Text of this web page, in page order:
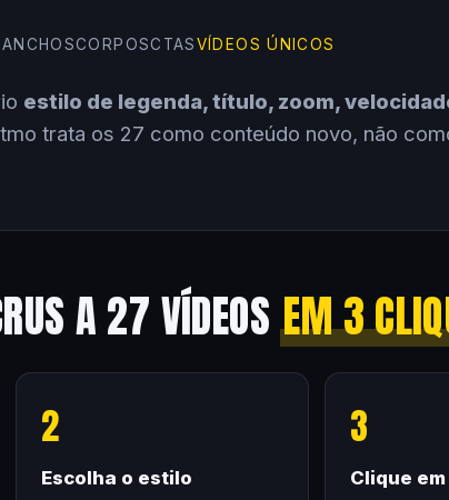
CORPOSCTASVÍDEOS ÚNICOS
estilo de legenda, título, zoom,
trata os 27 como conteúdo novo, não
A 27 VÍDEOSEM 3
2
Escolha o estilo
3
Clique